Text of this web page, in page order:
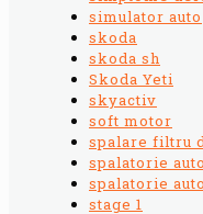
simulator auto
skoda
skoda sh
Skoda Yeti
skyactiv
soft motor
spalare filtru
spalatorie auto
spalatorie
stage 1